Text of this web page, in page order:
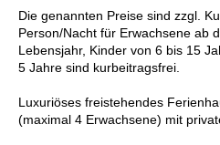
Die genannten Preise sind zzgl.
Person/Nacht für Erwachsene ab
Lebensjahr, Kinder von 6 bis 15
5 Jahre sind kurbeitragsfrei.
Luxuriöses freistehendes
(maximal 4 Erwachsene) mit